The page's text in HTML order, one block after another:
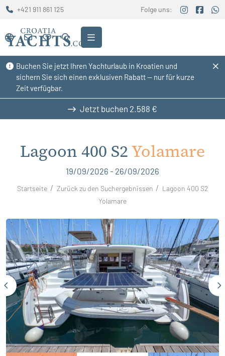
Buchen Sie jetzt Ihren Yachturlaub in Kroatien und
sichern Sie sich einen exklusiven Rabatt — nur für kurze
Zeit verfügbar.
+421 911 861 125 Folge uns:
Jetzt buchen 2.588 €
Lagoon 400 S2Yolamare
19/09/2026 - 26/09/2026
Startseite Zurück zu den Suchergebnissen
Lagoon 400 S2
Yolamare